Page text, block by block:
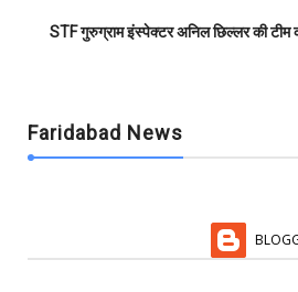
STF गुरुग्राम इंस्पेक्टर अनिल छिल्लर की
Faridabad News